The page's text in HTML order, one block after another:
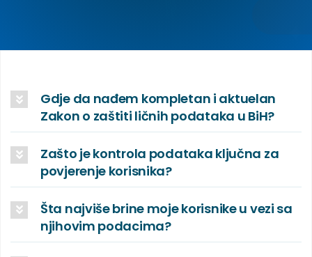
Gdje da nađem kompletan i aktuelan
Zakon o zaštiti ličnih podataka u BiH?
Zašto je kontrola podataka ključna za
povjerenje korisnika?
Šta najviše brine moje korisnike u vezi sa
njihovim podacima?